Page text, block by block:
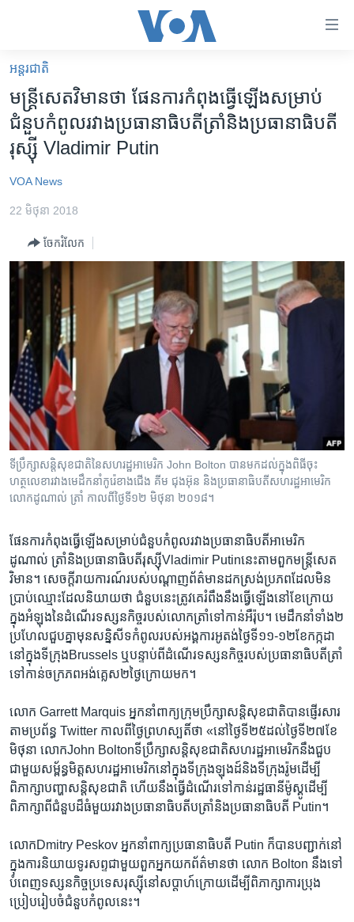
គេហទំព័រ​
ទាក់ទង
រំលង​
និង​
ចូល​
ទំព័រ​
ព័ត៌មាន​​
រំលង​
និង​
រចនា
សម្ព័ន្ធ​
រំលង​
និង​
ចូល​
ទៅ​
កាន់​
ទំព័រ​
អន្តរជាតិ
អាមេរិក
ព្រឹត្តិការណ៍ព័ត៌មាន
ទូរទស្សន៍ / វីដេអូ​
វិទ្យុ / ផតខាសថ៍
កម្មវិធីទាំងអស់
Khmer English
បណ្តាញ​សង្គម
ភាសា
អន្តរជាតិ
មន្រ្តី​សេតវិមាន​ថា ផែនការ​កំពុង​ធ្វើ​ឡើង​សម្រាប់​
ជំនួប​កំពូល​រវាង​ប្រធានា​ធិបតី​ត្រាំ​និង​ប្រធានា​ធិបតី​
រុស្ស៊ី Vladimir Putin
VOA News
22 មិថុនា 2018
ចែករំលែក
ទីប្រឹក្សា​សន្តិសុខ​ជាតិ​នៃ​សហរដ្ឋ​អាមេរិក​ John Bolton បាន​មកដល់​ក្នុង​ពិធី​ចុះ​
ហត្ថលេខា​រវាង​មេដឹក​នាំ​កូរ៉េ​ខាងជើង​ គីម ជុងអ៊ុន និង​ប្រធានាធិបតី​សហរដ្ឋ​អាមេរិក​
លោកដូណាល់ ត្រាំ កាលពី​ថ្ងៃទី​១២ មិថុនា ២០១៨។
ផែនការ​កំពុង​ធ្វើ​ឡើង​សម្រាប់​ជំនួប​កំពូល​រវាង​ប្រធានា​ធិបតី​អាមេរិក
ដូណាល់ ​ត្រាំ​និង​ប្រធានា​ធិបតី​រុស្ស៊ីVladimir Putinនេះតាម​ពួក​មន្រ្តី​សេត
វិមាន។ សេចក្តី​រាយការណ៍​របស់បណ្តាញ​ព័ត៌មាន​ដក​ស្រង់​ប្រភព​ដែល​មិន​
ប្រាប់​ឈ្មោះ​ដែល​និយាយ​ថា ​ជំនួប​នេះ​ត្រូវ​គេ​រំពឹង​នឹង​ធ្វើ​ឡើង​នៅ​ខែក្រោយ​
ក្នុង​អំឡុង​នៃ​ដំ​ណើរ​ទស្សន​កិច្ច​របស់​លោក​ត្រាំ​ទៅ​កាន់​អឺរ៉ុប។​ មេដឹកនាំ​ទាំង២​
ប្រហែល​ជួប​គ្នា​មុនសន្និសីទ​កំពូល​របស់​អង្គការ​អូតង់ថ្ងៃ​ទី១១-១២​ខែ​កក្កដា​
នៅ​ក្នុង​ទីក្រុង​Brussels ​ឬបន្ទាប់​ពី​ដំណើរ​ទស្សន​កិច្ច​របស់​ប្រធានា​ធិបតី​ត្រាំ​
ទៅ​កាន់​ចក្រ​ភព​អង់គ្លេស​២ថ្ងៃ​ក្រោយម​ក។
​លោក Garrett Marquis អ្នកនាំ​ពាក្យ​ក្រុម​ប្រឹក្សា​សន្តិសុខ​ជាតិ​បាន​ផ្ញើរ​សារ​
តាម​ប្រព័ន្ធ Twitter ​កាល​ពី​ថ្ងៃ​ព្រហស្បតិ៍ថា ​«នៅ​ថ្ងៃ​ទី​២៥​ដល់​ថ្ងៃ​ទី២៧​ខែ
មិថុនា ​លោកJohn Boltonទីប្រឹក្សា​សន្តិសុខ​ជាតិ​សហរដ្ឋ​អាមេរិក​នឹង​ជួប​
ជាមួយ​សម្ព័ន្ធ​មិត្ត​សហរដ្ឋ​អាមេ​រិក​នៅ​ក្នុង​ទីក្រុង​ឡុងដ៍​និង​ទីក្រុង​រ៉ូម​ដើម្បី​
ពិភាក្សា​បញ្ហា​សន្តិ​សុខ​ជាតិ ​ហើយ​នឹង​ធ្វើ​ដំណើរ​ទៅកាន់​រដ្ឋ​ធានី​ម៉ូស្គូ​ដើម្បី​
ពិភាក្សា​ពី​ជំនួប​ដ៏​ធំមួយ​រវាង​ប្រធានា​ធិបតី​បត្រាំ​និង​ប្រធានា​ធិបតី Putin។
លោកDmitry Peskov អ្នកនាំ​ពាក្យ​ប្រធានា​ធិបតី​ Putin ​ក៏​បាន​បញ្ជាក់​នៅ​
ក្នុងការ​និយាយទូរសព្ទ​ជាមួយ​ពួក​អ្នក​យក​ព័ត៌មាន​ថា លោក Bolton ​នឹង​ទៅ​
បំពេញ​ទស្សន​កិច្ច​ប្រទេស​រុស្ស៊ី​នៅសប្តាហ៍​ក្រោយ​ដើម្បី​ពិភាក្សា​ការ​ប្រុង​
ប្រៀប​រៀប​ចំ​ជំនួប​កំពូល​នេះ។